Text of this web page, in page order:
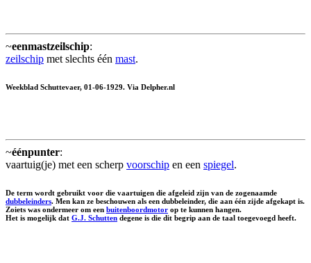
~eenmastzeilschip:
zeilschip met slechts één mast.
Weekblad Schuttevaer, 01-06-1929. Via Delpher.nl
~éénpunter:
vaartuig(je) met een scherp voorschip en een spiegel.
De term wordt gebruikt voor die vaartuigen die afgeleid zijn van de zogenaamde
dubbeleinders. Men kan ze beschouwen als een dubbeleinder, die aan één zijde afgekapt is.
Zoiets was ondermeer om een buitenboordmotor op te kunnen hangen.
Het is mogelijk dat G.J. Schutten degene is die dit begrip aan de taal toegevoegd heeft.